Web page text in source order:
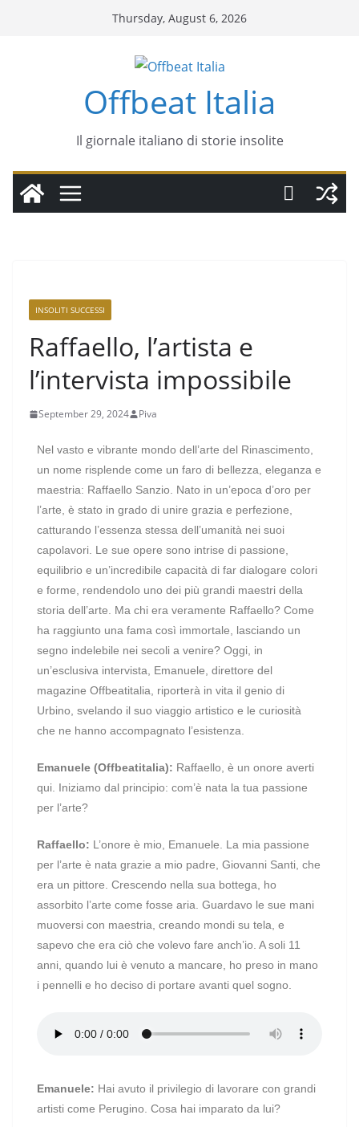
Thursday, August 6, 2026
Offbeat Italia
Il giornale italiano di storie insolite
INSOLITI SUCCESSI
Raffaello, l’artista e
l’intervista impossibile
September 29, 2024 Piva
Nel vasto e vibrante mondo dell’arte del Rinascimento,
un nome risplende come un faro di bellezza, eleganza e
maestria: Raffaello Sanzio. Nato in un’epoca d’oro per
l’arte, è stato in grado di unire grazia e perfezione,
catturando l’essenza stessa dell’umanità nei suoi
capolavori. Le sue opere sono intrise di passione,
equilibrio e un’incredibile capacità di far dialogare colori
e forme, rendendolo uno dei più grandi maestri della
storia dell’arte. Ma chi era veramente Raffaello? Come
ha raggiunto una fama così immortale, lasciando un
segno indelebile nei secoli a venire? Oggi, in
un’esclusiva intervista, Emanuele, direttore del
magazine Offbeatitalia, riporterà in vita il genio di
Urbino, svelando il suo viaggio artistico e le curiosità
che ne hanno accompagnato l’esistenza.
Emanuele (Offbeatitalia): Raffaello, è un onore averti
qui. Iniziamo dal principio: com’è nata la tua passione
per l’arte?
Raffaello: L’onore è mio, Emanuele. La mia passione
per l’arte è nata grazie a mio padre, Giovanni Santi, che
era un pittore. Crescendo nella sua bottega, ho
assorbito l’arte come fosse aria. Guardavo le sue mani
muoversi con maestria, creando mondi su tela, e
sapevo che era ciò che volevo fare anch’io. A soli 11
anni, quando lui è venuto a mancare, ho preso in mano
i pennelli e ho deciso di portare avanti quel sogno.
Emanuele: Hai avuto il privilegio di lavorare con grandi
artisti come Perugino. Cosa hai imparato da lui?